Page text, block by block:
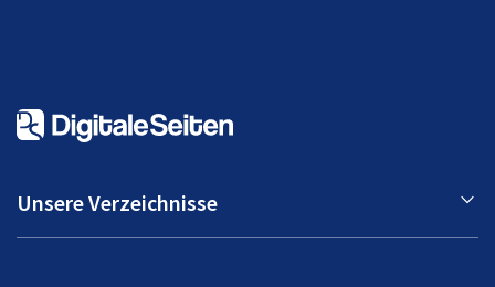
Unsere Verzeichnisse